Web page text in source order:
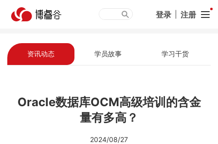
登录 注册
资讯动态 学员故事 学习干货
Oracle数据库OCM高级培训的含金
量有多高？
2024/08/27